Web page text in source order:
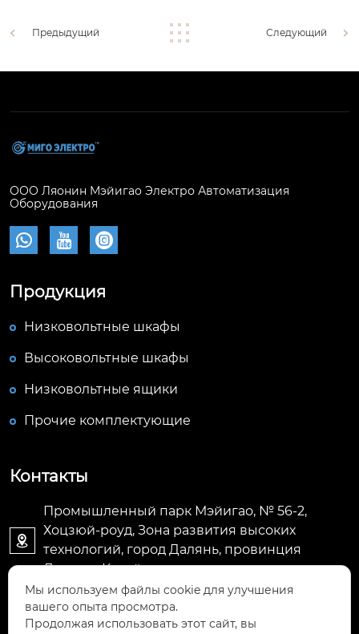
Предыдущий Следующий
ООО Ляонин Мэйигао Электро Автоматизация
Оборудования
  
Продукция
Низковольтные шкафы
Высоковольтные шкафы
Низковольтные ящики
Прочие комплектующие
Контакты

Промышленный парк Мэйигао, № 56-2,
Хоцзюй-роуд, Зона развития высоких
технологий, город Далянь, провинция
Ляонин, Китай
 E-mail: jacky@meygo.cn
Мы используем файлы cookie для улучшения
вашего опыта просмотра.
Продолжая использовать этот сайт, вы